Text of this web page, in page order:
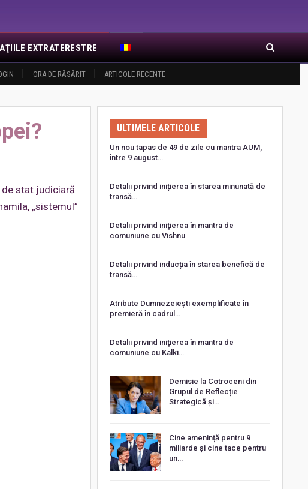
ORA DE RĂSĂRIT ARTICOLE RECENTE
EXTRATERESTRE
stat judiciară
„sistemul”
ULTIMELE ARTICOLE
Un nou tapas de 49 de zile cu mantra AUM,
între 9 august…
Detalii privind inițierea în starea minunată de
transă…
Detalii privind iniţierea în mantra de
comuniune cu Vishnu
Detalii privind inducția în starea benefică de
transă…
Atribute Dumnezeiești exemplificate în
premieră în cadrul…
Detalii privind iniţierea în mantra de
comuniune cu Kalki…
Demisie la Cotroceni din
Grupul de Reflecție
Strategică și…
Cine amenință pentru 9
miliarde și cine tace pentru
un…